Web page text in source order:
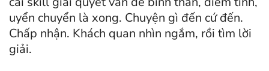
uyển chuyển là xong. Chuyện gì đến cứ đến.
Chấp nhận. Khách quan nhìn ngắm, rồi tìm lời
giải.